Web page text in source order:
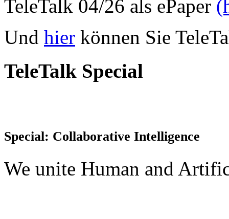
TeleTalk 04/26 als ePaper
Und hier können Sie
TeleTalk Special
Special: Collaborative Intelligence
We unite Human and